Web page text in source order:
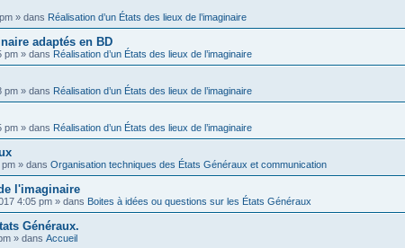
» dans Réalisation d’un États des lieux de l’imaginaire
adaptés en BD
pm » dans Réalisation d’un États des lieux de l’imaginaire
pm » dans Réalisation d’un États des lieux de l’imaginaire
pm » dans Réalisation d’un États des lieux de l’imaginaire
» dans Organisation techniques des États Généraux et communication
l'imaginaire
4:05 pm » dans Boites à idées ou questions sur les États Généraux
Généraux.
» dans Accueil